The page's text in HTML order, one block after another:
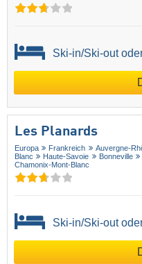
Ski-in/Ski-out
Les Planards
Europa Frankreich Auvergne-
Blanc
Haute-Savoie Bonneville
Chamonix-Mont-Blanc
Ski-in/Ski-out